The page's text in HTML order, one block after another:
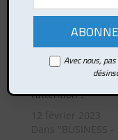
Le storytelling :
comment captiver
l’attention ?
Avec nous,